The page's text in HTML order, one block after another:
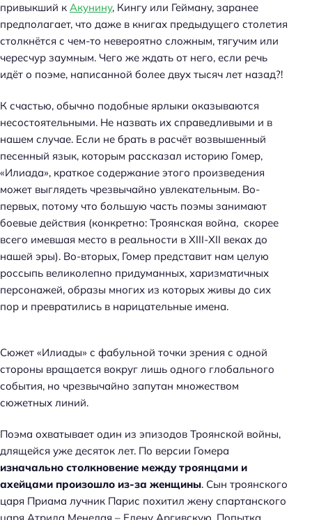
привыкший к Акунину, Кингу или Гейману, заранее
предполагает, что даже в книгах предыдущего столетия
столкнётся с чем-то невероятно сложным, тягучим или
чересчур заумным. Чего же ждать от него, если речь
идёт о поэме, написанной более двух тысяч лет назад?!
К счастью, обычно подобные ярлыки оказываются
несостоятельными. Не назвать их справедливыми и в
нашем случае. Если не брать в расчёт возвышенный
песенный язык, которым рассказал историю Гомер,
«Илиада», краткое содержание этого произведения
может выглядеть чрезвычайно увлекательным. Во-
первых, потому что большую часть поэмы занимают
боевые действия (конкретно: Троянская война, скорее
всего имевшая место в реальности в XIII-XII веках до
нашей эры). Во-вторых, Гомер представит нам целую
россыпь великолепно придуманных, харизматичных
персонажей, образы многих из которых живы до сих
пор и превратились в нарицательные имена.
Сюжет «Илиады» с фабульной точки зрения с одной
стороны вращается вокруг лишь одного глобального
события, но чрезвычайно запутан множеством
сюжетных линий.
Поэма охватывает один из эпизодов Троянской войны,
длящейся уже десяток лет. По версии Гомера
изначально столкновение между троянцами и
ахейцами произошло из-за женщины. Сын троянского
царя Приама лучник Парис похитил жену спартанского